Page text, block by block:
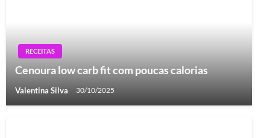
RECEITAS
Cenoura low carb fit com poucas calorias
Valentina Silva 30/10/2025